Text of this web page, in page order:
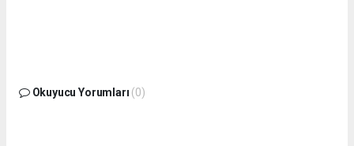
Okuyucu Yorumları (0)